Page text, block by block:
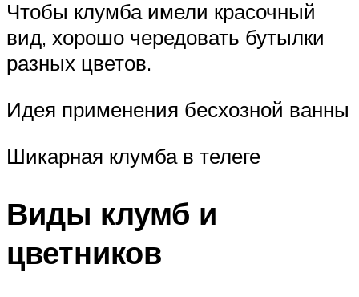
Чтобы клумба имели красочный
вид, хорошо чередовать бутылки
разных цветов.
Идея применения бесхозной ванны
Шикарная клумба в телеге
Виды клумб и
цветников